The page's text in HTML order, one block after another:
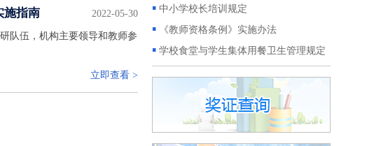
施指南 2022-05-30
队伍，机构主要领导和教师参
立即查看 >
论坛”的通知
▪
中国关心下一代工作委员会健康体育发
展中心2021年度教育科研成果 暨博鳌国
际教育创新论坛论文评选征集通知
2021年教育系统展览会北京科博会
《中国梦·教育梦》征稿启事
▪ 北京市整全教育科技研究院招聘2021年
▪ 中小学校长培训规定
▪ 《教师资格条例》实施办法
▪ 学校食堂与学生集体用餐卫生管理规定